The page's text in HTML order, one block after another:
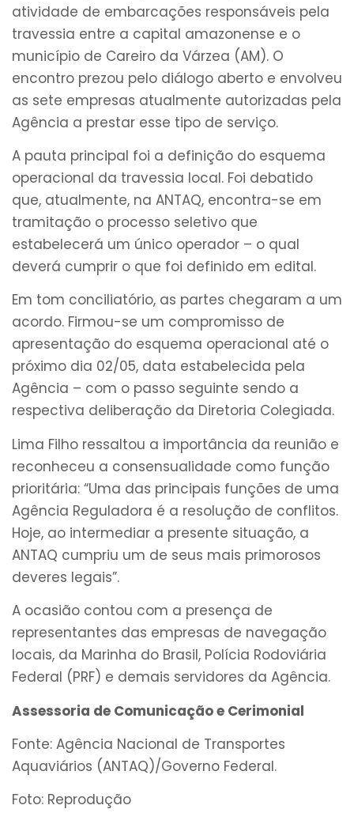
atividade de embarcações responsáveis pela
travessia entre a capital amazonense e o
município de Careiro da Várzea (AM). O
encontro prezou pelo diálogo aberto e envolveu
as sete empresas atualmente autorizadas pela
Agência a prestar esse tipo de serviço.
A pauta principal foi a definição do esquema
operacional da travessia local. Foi debatido
que, atualmente, na ANTAQ, encontra-se em
tramitação o processo seletivo que
estabelecerá um único operador – o qual
deverá cumprir o que foi definido em edital.
Em tom conciliatório, as partes chegaram a um
acordo. Firmou-se um compromisso de
apresentação do esquema operacional até o
próximo dia 02/05, data estabelecida pela
Agência – com o passo seguinte sendo a
respectiva deliberação da Diretoria Colegiada.
Lima Filho ressaltou a importância da reunião e
reconheceu a consensualidade como função
prioritária: “Uma das principais funções de uma
Agência Reguladora é a resolução de conflitos.
Hoje, ao intermediar a presente situação, a
ANTAQ cumpriu um de seus mais primorosos
deveres legais”.
A ocasião contou com a presença de
representantes das empresas de navegação
locais, da Marinha do Brasil, Polícia Rodoviária
Federal (PRF) e demais servidores da Agência.
Assessoria de Comunicação e Cerimonial
Fonte: Agência Nacional de Transportes
Aquaviários (ANTAQ)/Governo Federal.
Foto: Reprodução